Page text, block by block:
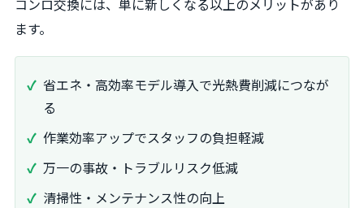
コンロ交換には、単に新しくなる以上のメリットがあり
ます。
省エネ・高効率モデル導入で光熱費削減につなが
る
作業効率アップでスタッフの負担軽減
万一の事故・トラブルリスク低減
清掃性・メンテナンス性の向上